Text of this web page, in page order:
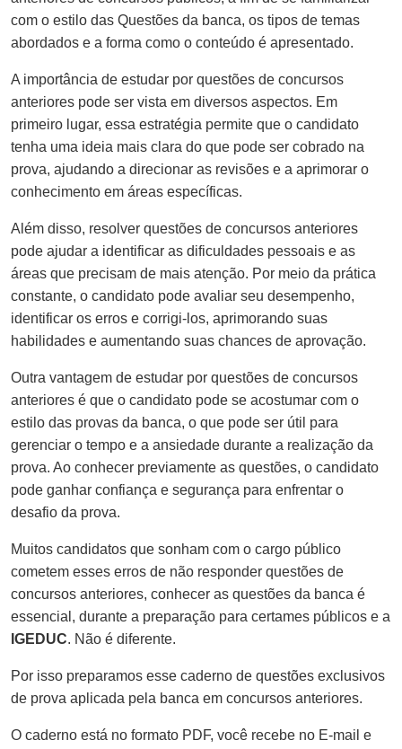
com o estilo das Questões da banca, os tipos de temas
abordados e a forma como o conteúdo é apresentado.
A importância de estudar por questões de concursos
anteriores pode ser vista em diversos aspectos. Em
primeiro lugar, essa estratégia permite que o candidato
tenha uma ideia mais clara do que pode ser cobrado na
prova, ajudando a direcionar as revisões e a aprimorar o
conhecimento em áreas específicas.
Além disso, resolver questões de concursos anteriores
pode ajudar a identificar as dificuldades pessoais e as
áreas que precisam de mais atenção. Por meio da prática
constante, o candidato pode avaliar seu desempenho,
identificar os erros e corrigi-los, aprimorando suas
habilidades e aumentando suas chances de aprovação.
Outra vantagem de estudar por questões de concursos
anteriores é que o candidato pode se acostumar com o
estilo das provas da banca, o que pode ser útil para
gerenciar o tempo e a ansiedade durante a realização da
prova. Ao conhecer previamente as questões, o candidato
pode ganhar confiança e segurança para enfrentar o
desafio da prova.
Muitos candidatos que sonham com o cargo público
cometem esses erros de não responder questões de
concursos anteriores, conhecer as questões da banca é
essencial, durante a preparação para certames públicos e a
IGEDUC. Não é diferente.
Por isso preparamos esse caderno de questões exclusivos
de prova aplicada pela banca em concursos anteriores.
O caderno está no formato PDF, você recebe no E-mail e